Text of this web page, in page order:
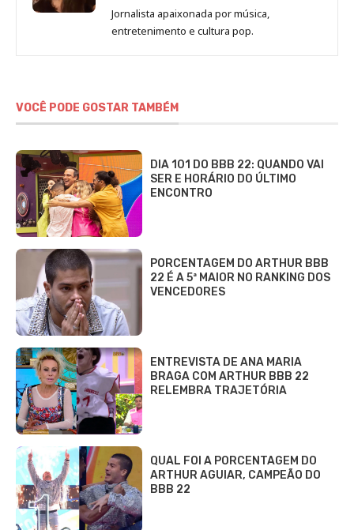
de
Marina
Jornalista apaixonada por música,
entretenimento e cultura pop.
VOCÊ PODE GOSTAR TAMBÉM
DIA 101 DO BBB 22: QUANDO VAI
SER E HORÁRIO DO ÚLTIMO
ENCONTRO
PORCENTAGEM DO ARTHUR BBB
22 É A 5ª MAIOR NO RANKING DOS
VENCEDORES
ENTREVISTA DE ANA MARIA
BRAGA COM ARTHUR BBB 22
RELEMBRA TRAJETÓRIA
QUAL FOI A PORCENTAGEM DO
ARTHUR AGUIAR, CAMPEÃO DO
BBB 22